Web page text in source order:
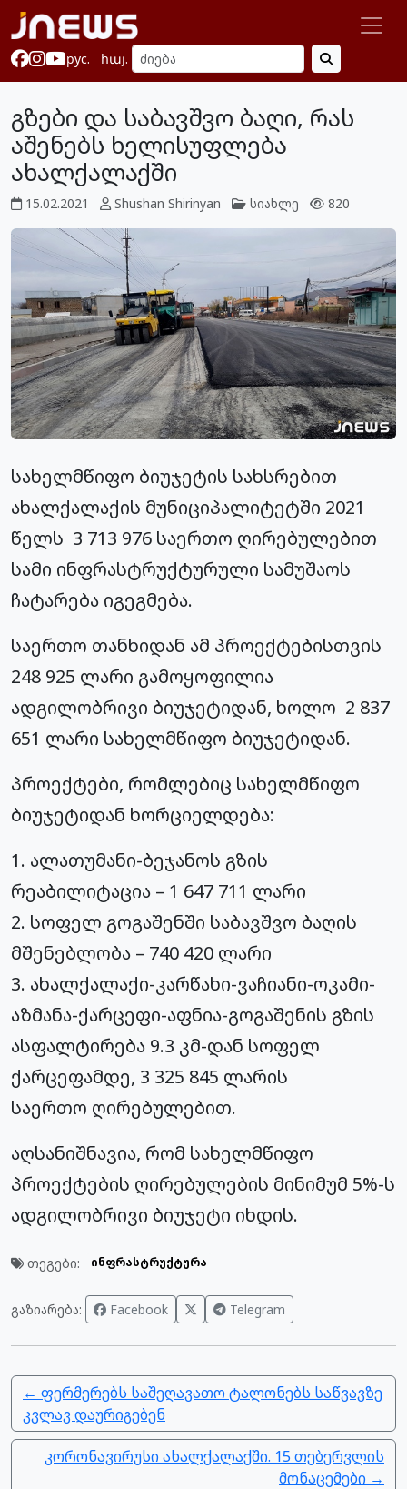
рус. հայ.
გზები და საბავშვო ბაღი, რას
აშენებს ხელისუფლება
ახალქალაქში
15.02.2021 Shushan Shirinyan სიახლე 820
სახელმწიფო ბიუჯეტის სახსრებით
ახალქალაქის მუნიციპალიტეტში 2021
წელს 3 713 976 საერთო ღირებულებით
სამი ინფრასტრუქტურული სამუშაოს
ჩატარება იგეგმება.
საერთო თანხიდან ამ პროექტებისთვის
248 925 ლარი გამოყოფილია
ადგილობრივი ბიუჯეტიდან, ხოლო 2 837
651 ლარი სახელმწიფო ბიუჯეტიდან.
პროექტები, რომლებიც სახელმწიფო
ბიუჯეტიდან ხორციელდება:
1. ალათუმანი-ბეჯანოს გზის
რეაბილიტაცია – 1 647 711 ლარი
2. სოფელ გოგაშენში საბავშვო ბაღის
მშენებლობა – 740 420 ლარი
3. ახალქალაქი-კარწახი-ვაჩიანი-ოკამი-
აზმანა-ქარცეფი-აფნია-გოგაშენის გზის
ასფალტირება 9.3 კმ-დან სოფელ
ქარცეფამდე, 3 325 845 ლარის
საერთო ღირებულებით.
აღსანიშნავია, რომ სახელმწიფო
პროექტების ღირებულების მინიმუმ 5%-ს
ადგილობრივი ბიუჯეტი იხდის.
თეგები: ინფრასტრუქტურა
გაზიარება: Facebook Telegram
← ფერმერებს საშეღავათო ტალონებს საწვავზე
კვლავ დაურიგებენ
კორონავირუსი ახალქალაქში. 15 თებერვლის
მონაცემები →